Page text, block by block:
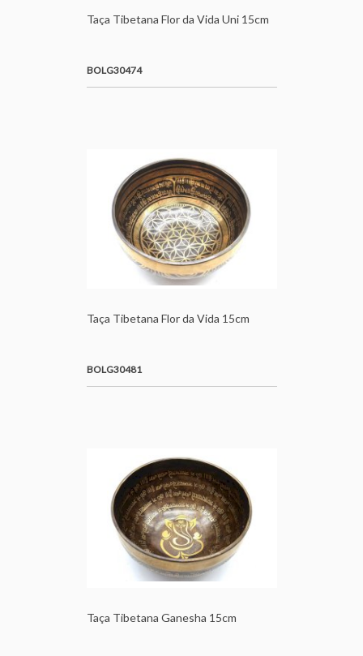
Taça Tibetana Flor da Vida Uni 15cm
BOLG30474
Taça Tibetana Flor da Vida 15cm
BOLG30481
Taça Tibetana Ganesha 15cm